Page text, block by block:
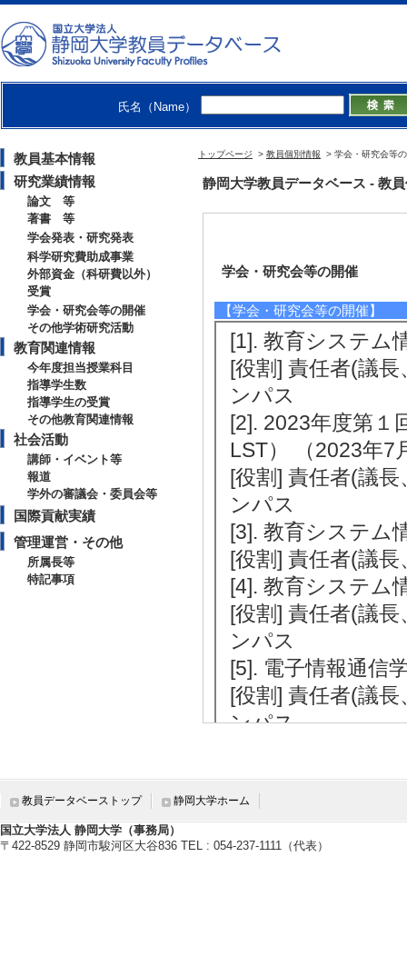
氏名（Name）
教員基本情報
研究業績情報
論文 等
著書 等
学会発表・研究発表
科学研究費助成事業
外部資金（科研費以外）
受賞
学会・研究会等の開催
その他学術研究活動
教育関連情報
今年度担当授業科目
指導学生数
指導学生の受賞
その他教育関連情報
社会活動
講師・イベント等
報道
学外の審議会・委員会等
国際貢献実績
管理運営・その他
所属長等
特記事項
トップページ > 教員個別情報 > 学会・研究会等
静岡大学教員データベース - 教
学会・研究会等の開催
【学会・研究会等の開催】
[1]. 教育システム
[役割] 責任者(議
ンパス
[2]. 2023年度第１
LST） （2023年7
[役割] 責任者(議
ンパス
[3]. 教育システム
[役割] 責任者(議
[4]. 教育システム
[役割] 責任者(議
ンパス
[5]. 電子情報通信
[役割] 責任者(議
ンパス
[役割] 責任者(議
ンパス
[役割] 責任者以
教員データベーストップ 静岡大学ホーム
国立大学法人 静岡大学（事務局）
〒422-8529 静岡市駿河区大谷836 TEL : 054-237-1111（代表）